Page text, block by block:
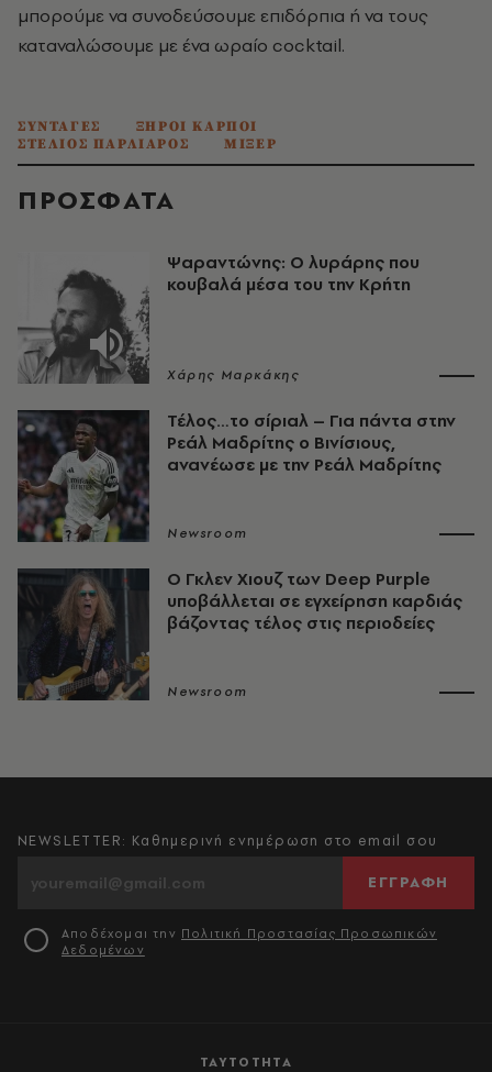
μπορούμε να συνοδεύσουμε επιδόρπια ή να τους
καταναλώσουμε με ένα ωραίο cocktail.
ΣΥΝΤΑΓΕΣ
ΞΗΡΟΙ ΚΑΡΠΟΙ
ΣΤΕΛΙΟΣ ΠΑΡΛΙΑΡΟΣ
ΜΙΞΕΡ
ΠΡΟΣΦΑΤΑ
Ψαραντώνης: Ο λυράρης που
κουβαλά μέσα του την Κρήτη
Χάρης Μαρκάκης
Τέλος…το σίριαλ – Για πάντα στην
Ρεάλ Μαδρίτης ο Βινίσιους,
ανανέωσε με την Ρεάλ Μαδρίτης
Newsroom
O Γκλεν Χιουζ των Deep Purple
υποβάλλεται σε εγχείρηση καρδιάς
βάζοντας τέλος στις περιοδείες
Newsroom
ΤΑΥΤΟΤΗΤΑ
NEWSLETTER: Καθημερινή ενημέρωση στο email σου
ΕΓΓΡΑΦΗ
Αποδέχομαι την Πολιτική Προστασίας Προσωπικών
Δεδομένων